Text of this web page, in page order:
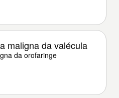
maligna da valécula
da orofaringe